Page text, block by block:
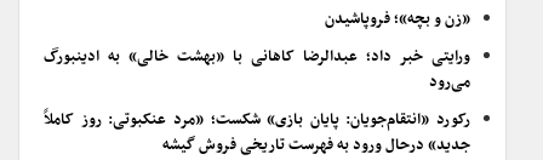
«زن و بچه»؛ فروپاشیدن
ورایتی خبر داد؛ عبدالرضا کاهانی با «بهشت خالی» به ادینبورگ
می‌رود
رکورد «انتقام‌جویان: پایان بازی» شکست؛ «مرد عنکبوتی: روز کاملاً
جدید» درحال ورود به فهرست تاریخی فروش گیشه